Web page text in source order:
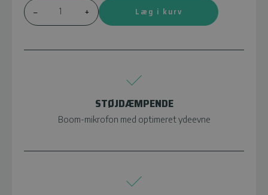
– + Læg i kurv
STØJDÆMPENDE
Boom-mikrofon med optimeret ydeevne